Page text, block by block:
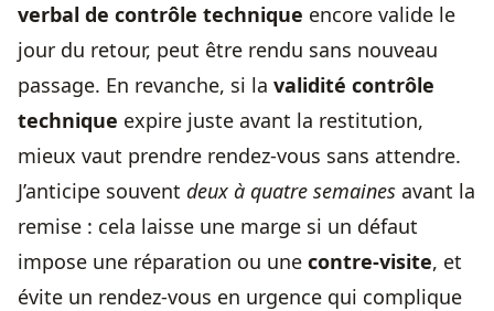
verbal de contrôle technique encore valide le
jour du retour, peut être rendu sans nouveau
passage. En revanche, si la validité contrôle
technique expire juste avant la restitution,
mieux vaut prendre rendez-vous sans attendre.
J’anticipe souvent deux à quatre semaines avant la
remise : cela laisse une marge si un défaut
impose une réparation ou une contre-visite, et
évite un rendez-vous en urgence qui complique